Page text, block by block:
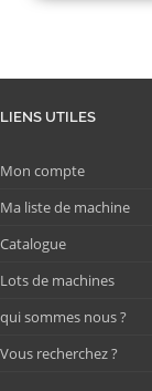
LIENS UTILES
Mon compte
Ma liste de machine
Catalogue
Lots de machines
qui sommes nous ?
Vous recherchez ?